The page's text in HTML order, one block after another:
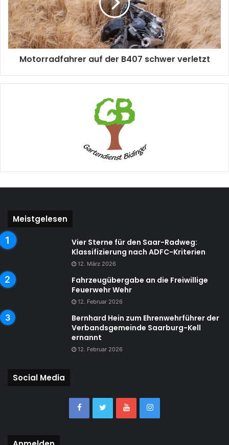
Motorradfahrer auf der B407 schwer verletzt
Meistgelesen
Vier Sterne für den Saar-Radweg:
Klassifizierung nach ADFC-Kriterien
12. März 2026
Fahrzeugübergabe an die Freiwillige
Feuerwehr Wehr
12. Februar 2026
Bernhard Hein zum Ehrenwehrführer der
Verbandsgemeinde Saarburg-Kell
ernannt
12. Februar 2026
Social Media